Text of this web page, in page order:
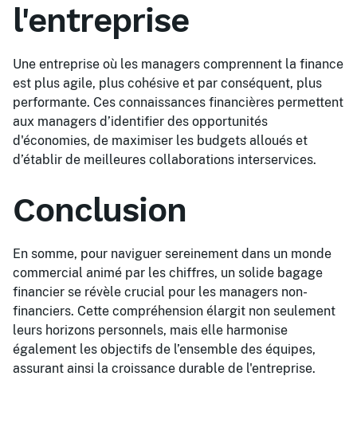
l'entreprise
Une entreprise où les managers comprennent la finance
est plus agile, plus cohésive et par conséquent, plus
performante. Ces connaissances financières permettent
aux managers d’identifier des opportunités
d'économies, de maximiser les budgets alloués et
d’établir de meilleures collaborations interservices.
Conclusion
En somme, pour naviguer sereinement dans un monde
commercial animé par les chiffres, un solide bagage
financier se révèle crucial pour les managers non-
financiers. Cette compréhension élargit non seulement
leurs horizons personnels, mais elle harmonise
également les objectifs de l’ensemble des équipes,
assurant ainsi la croissance durable de l'entreprise.